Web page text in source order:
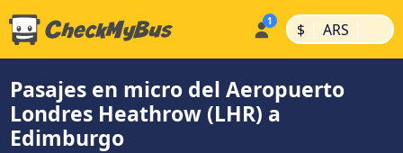
$ | ARS |
Pasajes en micro del Aeropuerto
Londres Heathrow (LHR) a
Edimburgo